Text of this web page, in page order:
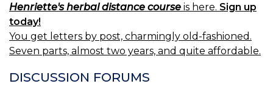
Henriette's herbal distance course is here. Sign up
today!
You get letters by post, charmingly old-fashioned.
Seven parts, almost two years, and quite affordable.
DISCUSSION FORUMS